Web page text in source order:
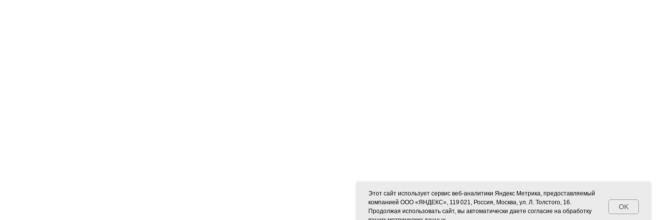
Этот сайт использует сервис веб-аналитики Яндекс Метрика, предоставляемый
компанией ООО «ЯНДЕКС», 119 021, Россия, Москва, ул. Л. Толстого, 16.
Продолжая использовать сайт, вы автоматически даете согласие на обработку
OK